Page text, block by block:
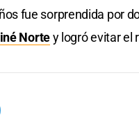
fue sorprendida por
Nortey logró evitar el